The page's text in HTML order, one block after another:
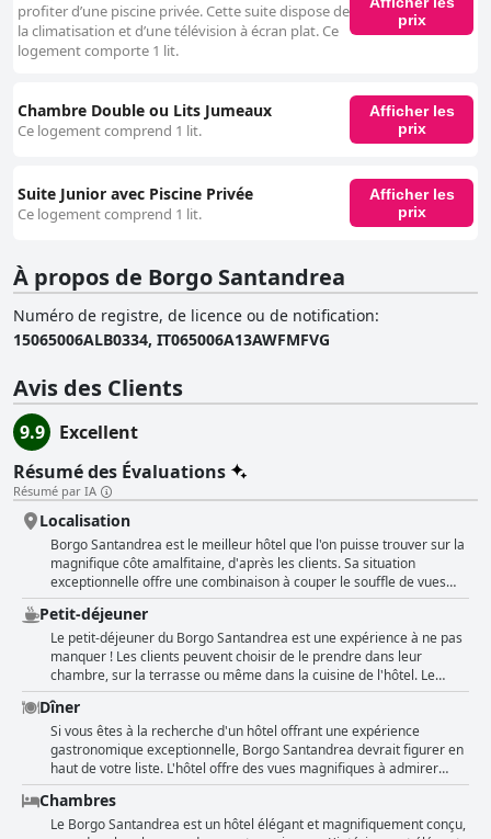
profiter d’une piscine privée. Cette suite dispose de
la climatisation et d’une télévision à écran plat. Ce
logement comporte 1 lit.
prix
Chambre Double ou Lits Jumeaux
Ce logement comprend 1 lit.
Afficher les
prix
Suite Junior avec Piscine Privée
Ce logement comprend 1 lit.
Afficher les
prix
À propos de Borgo Santandrea
Numéro de registre, de licence ou de notification:
15065006ALB0334, IT065006A13AWFMFVG
Avis des Clients
9.9
Excellent
Résumé des Évaluations
Résumé par IA
Localisation
Borgo Santandrea est le meilleur hôtel que l'on puisse trouver sur la
magnifique côte amalfitaine, d'après les clients. Sa situation
exceptionnelle offre une combinaison à couper le souffle de vues
panoramiques et d'une plage privée qui permet d'admirer le lever
du soleil depuis le balcon. De plus, l'emplacement de l'hôtel est
parfait car il est proche de toutes les attractions et les clients
peuvent prendre un bateau-taxi pour rejoindre le centre d'Amalfi. La
situation idyllique de cet hôtel en fait un paradis absolu sur la mer
auquel il est difficile de résister. Les services exceptionnels fournis
par cet hôtel, ainsi que les vues merveilleuses sur le bord de mer, en
font une destination parfaite pour les voyageurs.
Petit-déjeuner
Le petit-déjeuner du Borgo Santandrea est une expérience à ne pas
manquer ! Les clients peuvent choisir de le prendre dans leur
chambre, sur la terrasse ou même dans la cuisine de l'hôtel. Le
petit-déjeuner est décrit comme "fantastique", "spectaculaire" et
"époustouflant". Les clients ont adoré la "bonne variété d'options" et
les produits de haute qualité servis au buffet complet. Nombre
d'entre eux ont même déclaré qu'il s'agissait du "meilleur petit-
déjeuner jamais pris". Même les clients non anglophones ont eu des
commentaires élogieux sur le petit-déjeuner, avec des expressions
telles que "très bon petit-déjeuner" et "Buffet du petit-déjeuner sans
comparaison". En somme, un début de journée délicieux et parfait !
Dîner
Si vous êtes à la recherche d'un hôtel offrant une expérience
gastronomique exceptionnelle, Borgo Santandrea devrait figurer en
haut de votre liste. L'hôtel offre des vues magnifiques à admirer
pendant le dîner et les clients ne tarissent pas d'éloges sur les
excellents restaurants de la propriété. Commencez la soirée par une
tournée de cocktails avant de vous laisser tenter par la perfection
Chambres
Le Borgo Santandrea est un hôtel élégant et magnifiquement conçu,